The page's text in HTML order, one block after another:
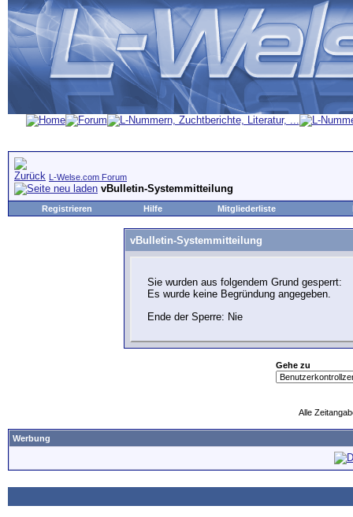
L-Welse.com Forum
vBulletin-Systemmitteilung
Registrieren Hilfe Mitgliederliste
vBulletin-Systemmitteilung
Sie wurden aus folgendem Grund gesperrt:
Es wurde keine Begründung angegeben.
Ende der Sperre: Nie
Gehe zu
Alle
Werbung